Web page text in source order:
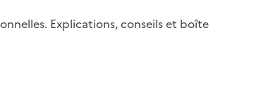
Explications, conseils et boîte